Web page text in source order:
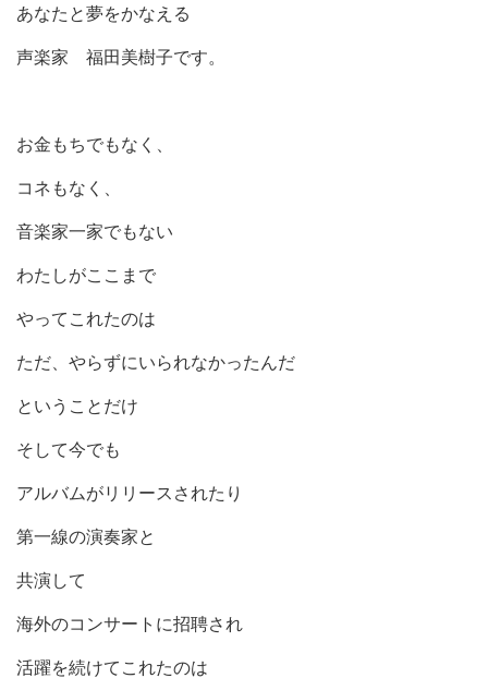
あなたと夢をかなえる
声楽家 福田美樹子です。
お金もちでもなく、
コネもなく、
音楽家一家でもない
わたしがここまで
やってこれたのは
ただ、やらずにいられなかったんだ
ということだけ
そして今でも
アルバムがリリースされたり
第一線の演奏家と
共演して
海外のコンサートに招聘され
活躍を続けてこれたのは